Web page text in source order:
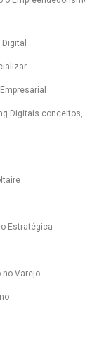
Digitais
Estratégica
no Varejo